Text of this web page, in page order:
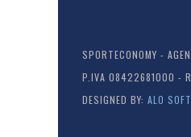
SPORTECONOMY -
P.IVA 08422681000 -
DESIGNED BY: ALO